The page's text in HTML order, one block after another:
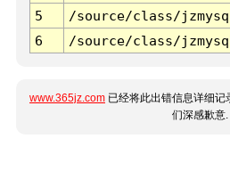
5
/source/class/
6
/source/class/
www.365jz.com 已经将此出错信息详细
们深感歉意.